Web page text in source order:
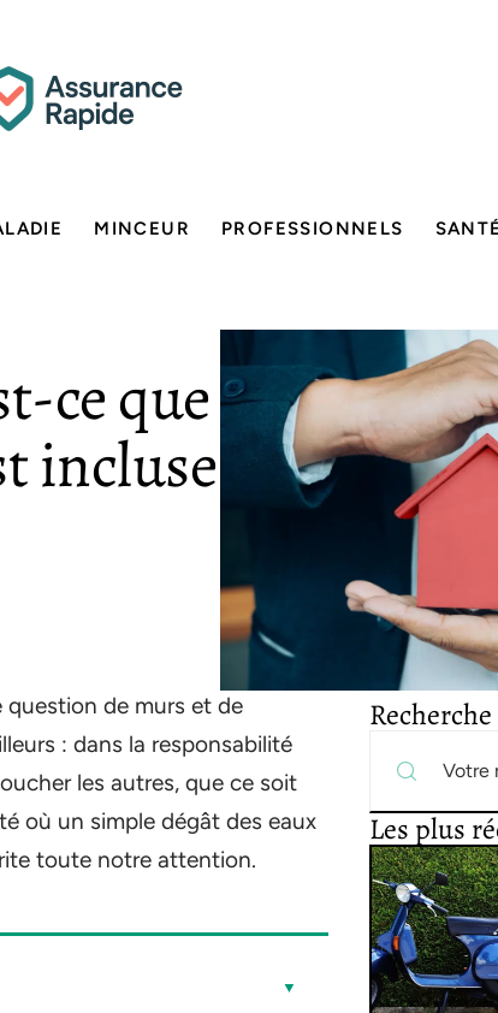
MINCEUR PROFESSIONNELS SANTÉ
ce que
incluse
question de murs et de
: dans la responsabilité
les autres, que ce soit
où un simple dégât des eaux
toute notre attention.
Recherche
Les plus